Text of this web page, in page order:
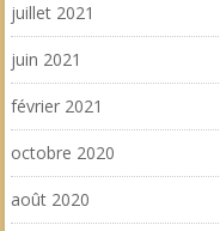
juillet 2021
juin 2021
février 2021
octobre 2020
août 2020